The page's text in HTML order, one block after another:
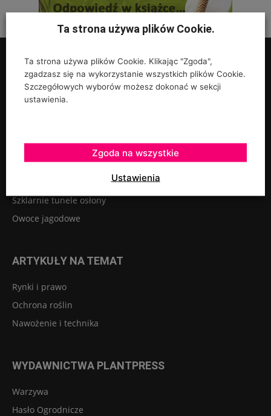
UPRAWY
Szkółkarstwo
Warzywa
Szklarnie tunele osłony
Owoce jagodowe
ARTYKUŁY NA TEMAT
Rynki i prawo
Ochrona roślin
Nawożenie i technika
WYDAWNICTWA PLANTPRESS
Warzywa
Hasło Ogrodnicze
Ta strona używa plików Cookie.
Ta strona używa plików Cookie. Klikając "Zgoda",
zgadzasz się na wykorzystanie wszystkich plików Cookie.
Szczegółowych wyborów możesz dokonać w sekcji
ustawienia.
Ustawienia
Zgoda na wszystkie